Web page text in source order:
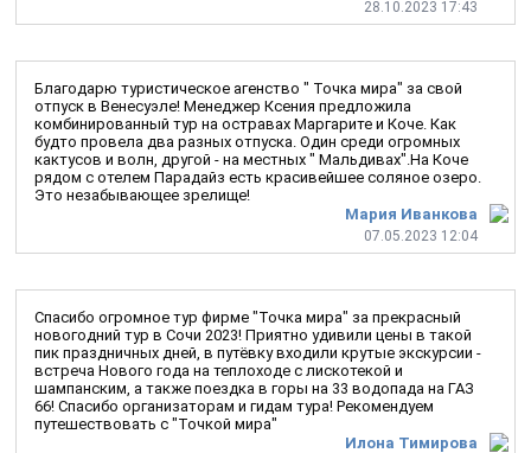
28.10.2023 17:43
Мария Иванкова
07.05.2023 12:04
Благодарю туристическое агенство " Точка мира" за свой
отпуск в Венесуэле! Менеджер Ксения предложила
комбинированный тур на остравах Маргарите и Коче. Как
будто провела два разных отпуска. Один среди огромных
кактусов и волн, другой - на местных " Мальдивах".На Коче
рядом с отелем Парадайз есть красивейшее соляное озеро.
Это незабывающее зрелище!
Илона Тимирова
Спасибо огромное тур фирме "Точка мира" за прекрасный
новогодний тур в Сочи 2023! Приятно удивили цены в такой
пик праздничных дней, в путёвку входили крутые экскурсии -
встреча Нового года на теплоходе с лискотекой и
шампанским, а также поездка в горы на 33 водопада на ГАЗ
66! Спасибо организаторам и гидам тура! Рекомендуем
путешествовать с "Точкой мира"